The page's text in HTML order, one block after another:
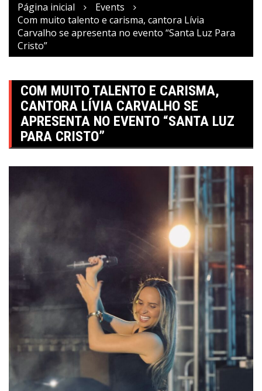
Página inicial
Events
Com muito talento e carisma, cantora Lívia
Carvalho se apresenta no evento “Santa Luz Para
Cristo”
COM MUITO TALENTO E CARISMA,
CANTORA LÍVIA CARVALHO SE
APRESENTA NO EVENTO “SANTA LUZ
PARA CRISTO”